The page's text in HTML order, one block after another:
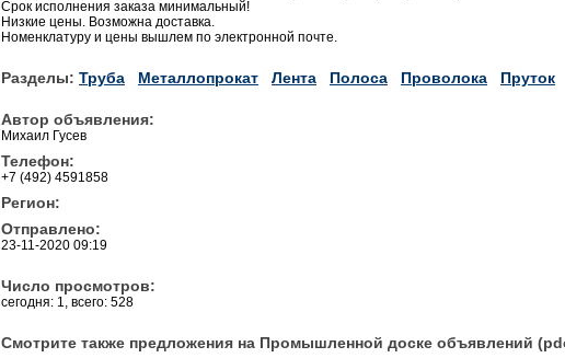
Срок исполнения заказа минимальный!
Низкие цены. Возможна доставка.
Номенклатуру и цены вышлем по электронной почте.
Разделы: Труба Металлопрокат Лента Полоса Проволока Пруток
Автор объявления:
Михаил Гусев
Телефон:
+7 (492) 4591858
Регион:
Отправлено:
23-11-2020 09:19
Число просмотров:
сегодня: 1, всего: 528
Смотрите также предложения на Промышленной доске объявлений